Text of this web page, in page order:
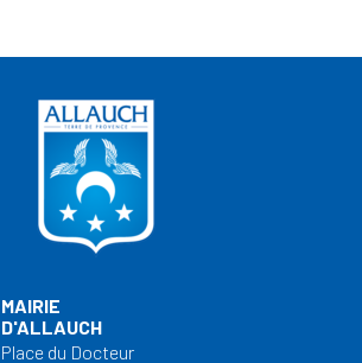
MAIRIE
D'ALLAUCH
Place du Docteur